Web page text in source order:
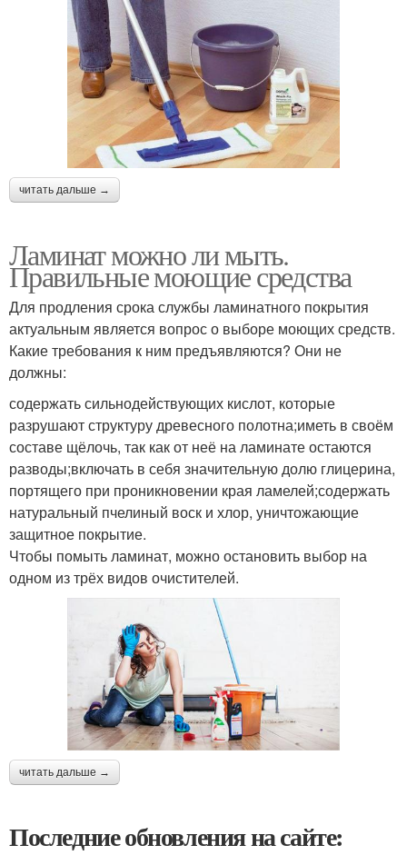
читать дальше →
Ламинат можно ли мыть.
Правильные моющие средства
Для продления срока службы ламинатного покрытия
актуальным является вопрос о выборе моющих средств.
Какие требования к ним предъявляются? Они не
должны:
содержать сильнодействующих кислот, которые
разрушают структуру древесного полотна;иметь в своём
составе щёлочь, так как от неё на ламинате остаются
разводы;включать в себя значительную долю глицерина,
портящего при проникновении края ламелей;содержать
натуральный пчелиный воск и хлор, уничтожающие
защитное покрытие.
Чтобы помыть ламинат, можно остановить выбор на
одном из трёх видов очистителей.
читать дальше →
Последние обновления на сайте: